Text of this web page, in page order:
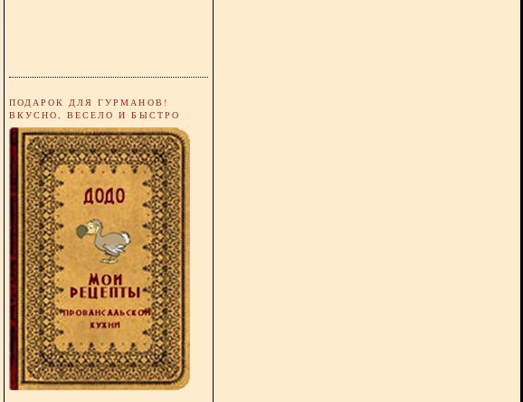
ПОДАРОК ДЛЯ ГУРМАНОВ!
ВКУСНО, ВЕСЕЛО И БЫСТРО